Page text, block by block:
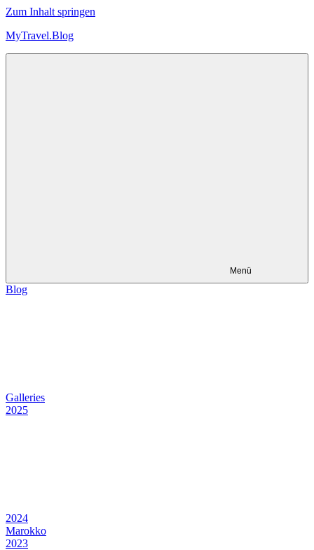
Zum Inhalt springen
MyTravel.Blog
Menü
Blog
Galleries
2025
2024
Marokko
2023